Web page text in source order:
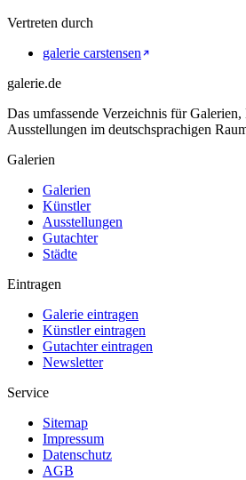
Vertreten durch
galerie carstensen
galerie.de
Das umfassende Verzeichnis für
Ausstellungen im deutschsprachigen
Galerien
Galerien
Künstler
Ausstellungen
Gutachter
Städte
Eintragen
Galerie eintragen
Künstler eintragen
Gutachter eintragen
Newsletter
Service
Sitemap
Impressum
Datenschutz
AGB